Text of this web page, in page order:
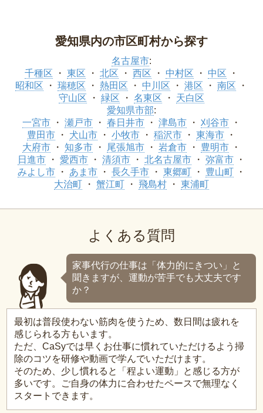
愛知県内の市区町村から探す
名古屋市:
千種区
東区 北区 西区 中村区
中区
昭和区
瑞穂区 熱田区 中川区 港区
南区
守山区
緑区 名東区
天白区
愛知県市部:
一宮市
瀬戸市 春日井市 津島市
刈谷市
豊田市
犬山市 小牧市 稲沢市
東海市
大府市
知多市 尾張旭市 岩倉市
豊明市
日進市
愛西市 清須市 北名古屋市
弥富市
みよし市
あま市 長久手市 東郷町
豊山町
大治町
蟹江町 飛島村 東浦町
よくある質問
家事代行の仕事は「体力的にきつい」と
聞きますが、運動が苦手でも大丈夫です
か？
最初は普段使わない筋肉を使うため、数日間は疲れを
感じられる方もいます。
ただ、CaSyでは早くお仕事に慣れていただけるよう掃
除のコツを研修や動画で学んでいただけます。
そのため、少し慣れると「程よい運動」と感じる方が
多いです。ご自身の体力に合わせたペースで無理なく
スタートできます。